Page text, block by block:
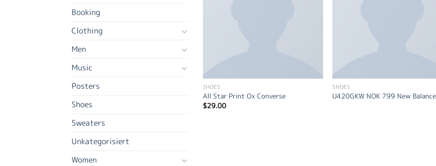
Booking
Clothing
Men
Music
Posters
Shoes
Sweaters
Unkategorisiert
Women
SHOES
All Star Print Ox Converse
$29.00
SHOES
U420GKW NOK 799 New Balance